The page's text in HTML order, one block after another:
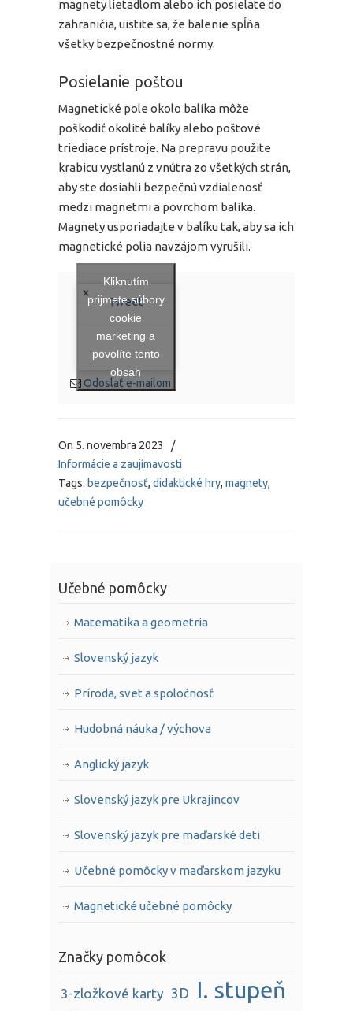
magnety lietadlom alebo ich posielate do
zahraničia, uistite sa, že balenie spĺňa
všetky bezpečnostné normy.
Posielanie poštou
Magnetické pole okolo balíka môže
poškodiť okolité balíky alebo poštové
triediace prístroje. Na prepravu použite
krabicu vystlanú z vnútra zo všetkých strán,
aby ste dosiahli bezpečnú vzdialenosť
medzi magnetmi a povrchom balíka.
Magnety usporiadajte v balíku tak, aby sa ich
magnetické polia navzájom vyrušili.
Tweet
Kliknutím
prijmete súbory
cookie
marketing a
povolíte tento
obsah
Odoslať e-mailom
On 5. novembra 2023
/
Informácie a zaujímavosti
Tags: bezpečnosť, didaktické hry, magnety,
učebné pomôcky
Učebné pomôcky
Matematika a geometria
Slovenský jazyk
Príroda, svet a spoločnosť
Hudobná náuka / výchova
Anglický jazyk
Slovenský jazyk pre Ukrajincov
Slovenský jazyk pre maďarské deti
Učebné pomôcky v maďarskom jazyku
Magnetické učebné pomôcky
Značky pomôcok
3-zložkové karty 3D
I. stupeň